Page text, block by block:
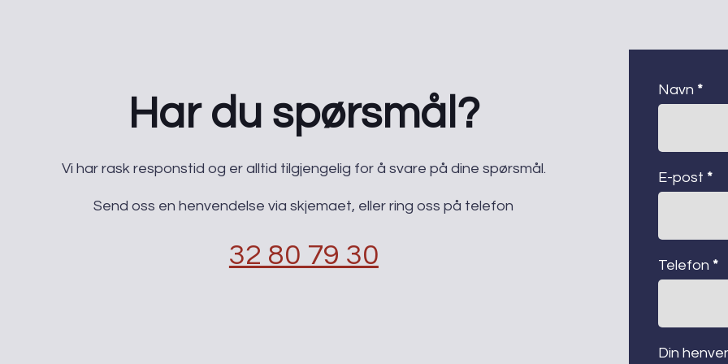
Har du spørsmål?
​Vi har rask responstid og er alltid ​tilgjengelig for å svare på dine spørsmål.
Send oss en henvendelse via skjemaet, eller ring oss på telefon
32 80 79 30
Navn *
E-post *
Telefon *
Din